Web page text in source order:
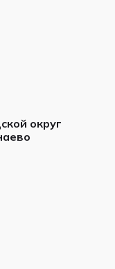
округ